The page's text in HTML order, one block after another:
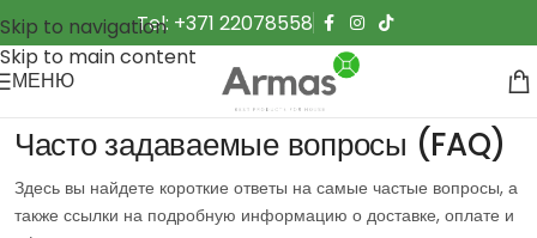
Skip to navigation
Skip to main content
Tel: +371 22078558
МЕНЮ
Часто задаваемые вопросы (FAQ)
Здесь вы найдете короткие ответы на самые частые вопросы, а
также ссылки на подробную информацию о доставке, оплате и